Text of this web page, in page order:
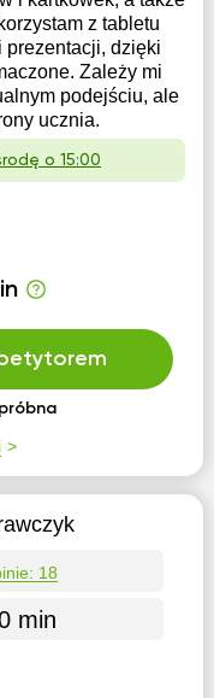
z tabletu
prezentacji, dzięki
Zależy mi
podejściu, ale
ucznia.
o 15:00
18
min